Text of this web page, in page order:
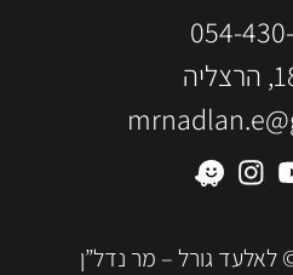
054-
לאלעד גורל – מר נדל”ן